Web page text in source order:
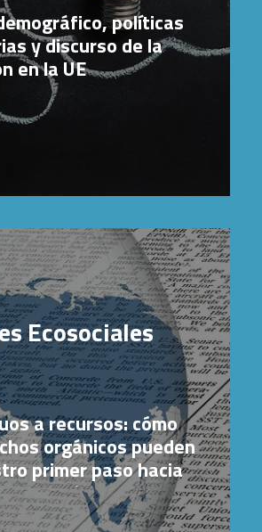
políticas
y discurso de la
en la UE
Ecosociales
a recursos: cómo
orgánicos pueden
primer paso hacia